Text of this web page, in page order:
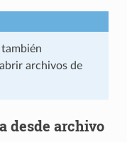
archivos de
desde archivo